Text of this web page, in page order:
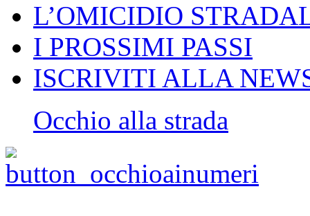
L’OMICIDIO
I PROSSIMI PASSI
ISCRIVITI ALLA
Occhio alla strada